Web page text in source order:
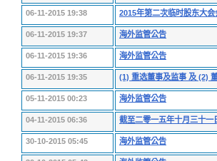
06-11-2015 19:38 2015年第二次临时股东大会
06-11-2015 19:37 海外监管公告
06-11-2015 19:36 海外监管公告
06-11-2015 19:35 (1) 重选董事及监事 及 (2)
05-11-2015 00:23 海外监管公告
04-11-2015 06:36 截至二零一五年十月三十一
30-10-2015 05:45 海外监管公告